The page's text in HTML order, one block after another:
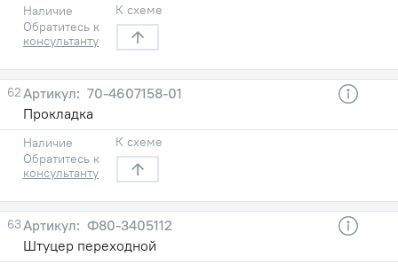
Наличие
Обратитесь к
консультанту
К схеме
62
70-4607158-01
Прокладка
Наличие
Обратитесь к
консультанту
К схеме
63
Ф80-3405112
Штуцер переходной